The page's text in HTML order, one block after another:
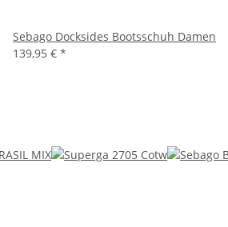
Sebago Docksides Bootsschuh Damen
139,95 € *